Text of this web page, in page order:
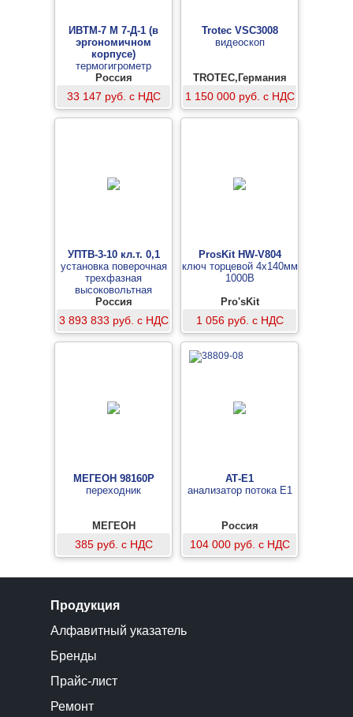
ИВТМ-7 М 7-Д-1 (в
эргономичном
корпусе)
термогигрометр
Россия
33 147 руб. с НДС
Trotec VSC3008
видеоскоп
TROTEC,Германия
1 150 000 руб. с НДС
УПТВ-3-10 кл.т. 0,1
установка поверочная
трехфазная
высоковольтная
Россия
3 893 833 руб. с НДС
ProsKit HW-V804
ключ торцевой 4х140мм
1000В
Pro'sKit
1 056 руб. с НДС
МЕГЕОН 98160P
переходник
МЕГЕОН
385 руб. с НДС
АТ-Е1
анализатор потока Е1
Россия
104 000 руб. с НДС
Продукция
Алфавитный указатель
Бренды
Прайс-лист
Ремонт